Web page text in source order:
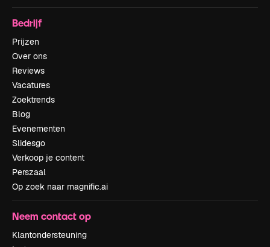
Bedrijf
Prijzen
Over ons
Reviews
Vacatures
Zoektrends
Blog
Evenementen
Slidesgo
Verkoop je content
Perszaal
Op zoek naar magnific.ai
Neem contact op
Klantondersteuning